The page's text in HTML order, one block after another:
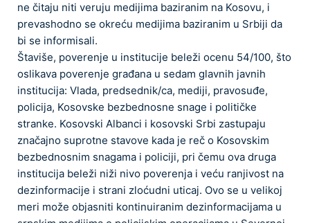
ne čitaju niti veruju medijima baziranim na Kosovu, i
prevashodno se okreću medijima baziranim u Srbiji da
bi se informisali.
Štaviše, poverenje u institucije beleži ocenu 54/100, što
oslikava poverenje građana u sedam glavnih javnih
institucija: Vlada, predsednik/ca, mediji, pravosuđe,
policija, Kosovske bezbednosne snage i političke
stranke. Kosovski Albanci i kosovski Srbi zastupaju
značajno suprotne stavove kada je reč o Kosovskim
bezbednosnim snagama i policiji, pri čemu ova druga
institucija beleži niži nivo poverenja i veću ranjivost na
dezinformacije i strani zloćudni uticaj. Ovo se u velikoj
meri može objasniti kontinuiranim dezinformacijama u